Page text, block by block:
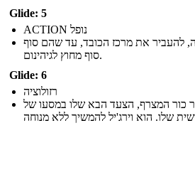
Glide: 5
ACTION נופל
להעביר את מרכז הכובד, עד שהם סוף
סוף מחוץ לגיהינום.
Glide: 6
רזולוציה
כור המצרף, הצעד הבא שלו במסעו של